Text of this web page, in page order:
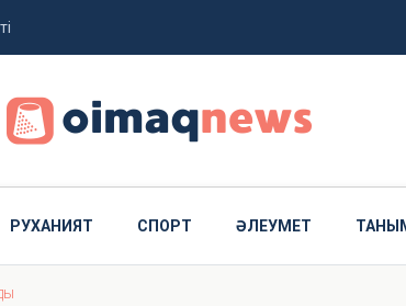
РУХАНИЯТ СПОРТ ӘЛЕУМЕТ